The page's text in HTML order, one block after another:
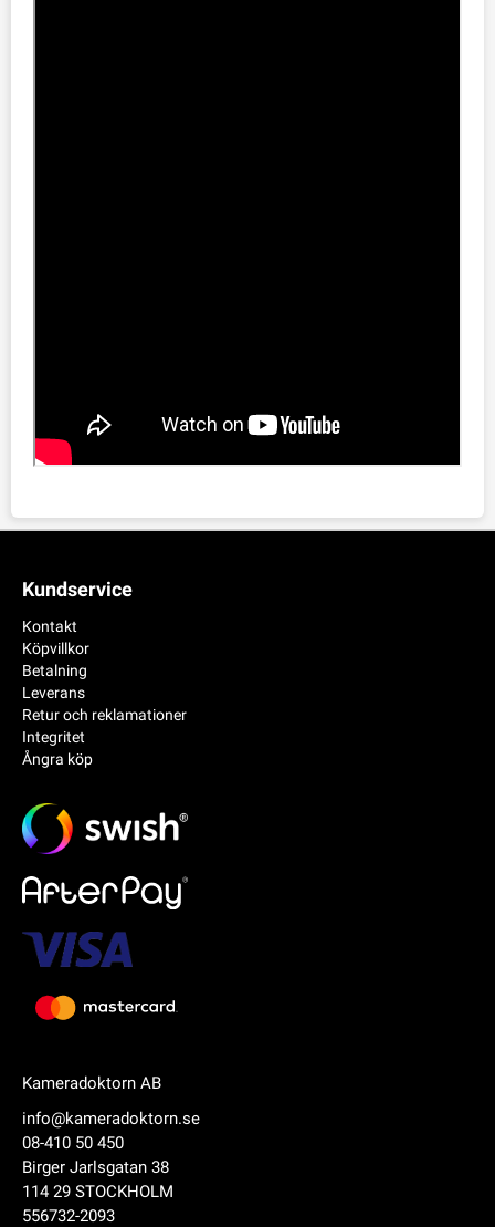
Kameradoktorn AB
info@kameradoktorn.se
08-410 50 450
Birger Jarlsgatan 38
114 29 STOCKHOLM
556732-2093
Kundservice
Kontakt
Köpvillkor
Betalning
Leverans
Retur och reklamationer
Integritet
Ångra köp